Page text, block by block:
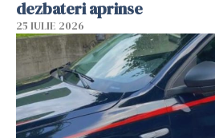
dezbateri aprinse
25 IULIE 2026